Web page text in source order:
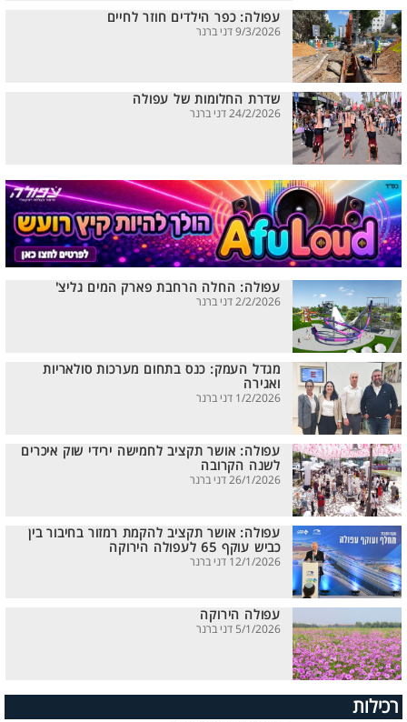
עפולה: כפר הילדים חוזר לחיים
9/3/2026 דני ברנר
שדרת החלומות של עפולה
24/2/2026 דני ברנר
עפולה: החלה הרחבת פארק המים גליצ'
2/2/2026 דני ברנר
מגדל העמק: כנס בתחום מערכות סולאריות
ואגירה
1/2/2026 דני ברנר
עפולה: אושר תקציב לחמישה ירידי שוק איכרים
לשנה הקרובה
26/1/2026 דני ברנר
עפולה: אושר תקציב להקמת רמזור בחיבור בין
כביש עוקף 65 לעפולה הירוקה
12/1/2026 דני ברנר
עפולה הירוקה
5/1/2026 דני ברנר
רכילות